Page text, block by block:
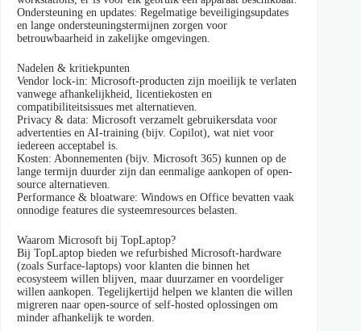
Ondersteuning en updates: Regelmatige beveiligingsupdates
en lange ondersteuningstermijnen zorgen voor
betrouwbaarheid in zakelijke omgevingen.
Nadelen & kritiekpunten
Vendor lock-in: Microsoft-producten zijn moeilijk te verlaten
vanwege afhankelijkheid, licentiekosten en
compatibiliteitsissues met alternatieven.
Privacy & data: Microsoft verzamelt gebruikersdata voor
advertenties en AI-training (bijv. Copilot), wat niet voor
iedereen acceptabel is.
Kosten: Abonnementen (bijv. Microsoft 365) kunnen op de
lange termijn duurder zijn dan eenmalige aankopen of open-
source alternatieven.
Performance & bloatware: Windows en Office bevatten vaak
onnodige features die systeemresources belasten.
Waarom Microsoft bij TopLaptop?
Bij TopLaptop bieden we refurbished Microsoft-hardware
(zoals Surface-laptops) voor klanten die binnen het
ecosysteem willen blijven, maar duurzamer en voordeliger
willen aankopen. Tegelijkertijd helpen we klanten die willen
migreren naar open-source of self-hosted oplossingen om
minder afhankelijk te worden.